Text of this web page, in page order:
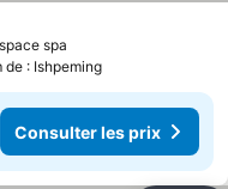
spa
de : Ishpeming
Consulter les prix